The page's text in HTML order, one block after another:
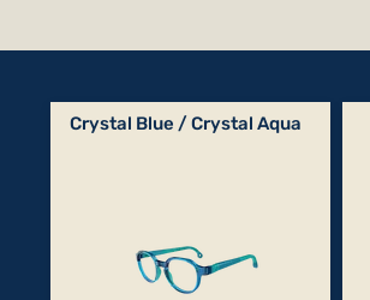
Crystal Blue / Crystal Aqua